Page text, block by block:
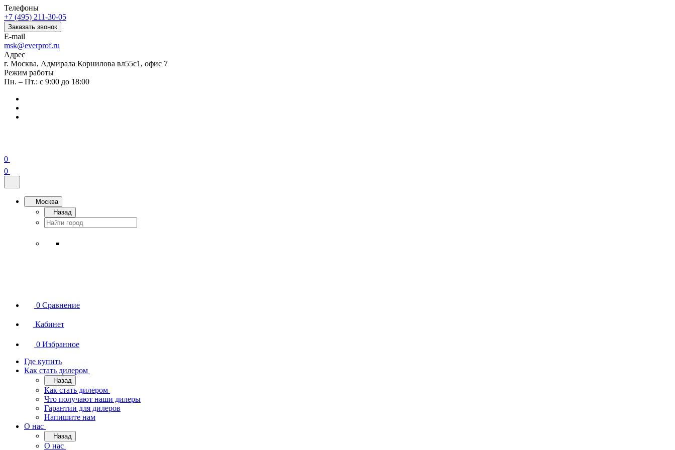
Телефоны
+7 (495) 211-30-05
Заказать звонок
E-mail
msk@everprof.ru
Адрес
г. Москва, Адмирала Корнилова вл55с1, офис 7
Режим работы
Пн. – Пт.: с 9:00 до 18:00
0
0
Москва
Назад
0 Сравнение
Кабинет
0 Избранное
Где купить
Как стать дилером
Назад
Как стать дилером
Что получают наши дилеры
Гарантии для дилеров
Напишите нам
О нас
Назад
О нас